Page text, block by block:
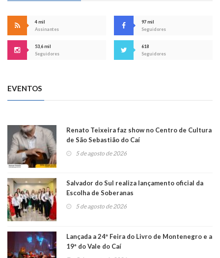
4 mil
Assinantes
97 mil
Seguidores
53,6 mil
Seguidores
618
Seguidores
EVENTOS
Renato Teixeira faz show no Centro de Cultura
de São Sebastião do Caí
5 de agosto de 2026
Salvador do Sul realiza lançamento oficial da
Escolha de Soberanas
5 de agosto de 2026
Lançada a 24ª Feira do Livro de Montenegro e a
19ª do Vale do Caí